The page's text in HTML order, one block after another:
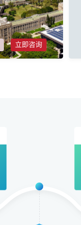
立即咨询